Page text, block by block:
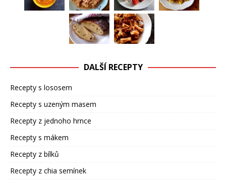
DALŠÍ RECEPTY
Recepty s lososem
Recepty s uzeným masem
Recepty z jednoho hrnce
Recepty s mákem
Recepty z bílků
Recepty z chia semínek